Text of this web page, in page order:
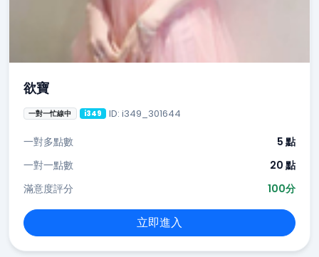
欲寶
一對一忙線中 i349 ID: i349_301644
一對多點數
5 點
一對一點數
20 點
滿意度評分
100分
立即進入